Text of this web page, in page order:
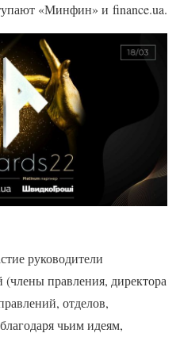
«Минфин» и finance.ua.
руководители
правления, директора
отделов,
чьим идеям,